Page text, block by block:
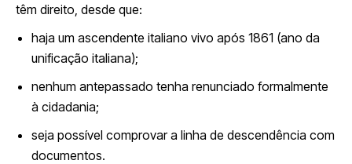
têm direito, desde que:
haja um ascendente italiano vivo após 1861 (ano da
unificação italiana);
nenhum antepassado tenha renunciado formalmente
à cidadania;
seja possível comprovar a linha de descendência com
documentos.